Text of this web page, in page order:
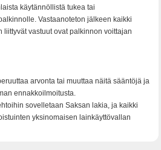
käytännöllistä tukea tai
Vastaanoteton jälkeen kaikki
liittyvät vastuut ovat palkinnon voittajan
arvonta tai muuttaa näitä sääntöjä ja
ennakkoilmoitusta.
sovelletaan Saksan lakia, ja kaikki
yksinomaisen lainkäyttövallan